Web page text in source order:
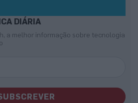
DIÁRIA
a melhor informação sobre tecnologia